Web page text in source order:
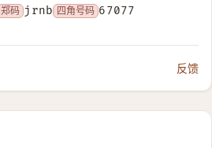
郑码 jrnb 四角号码 67077
反馈